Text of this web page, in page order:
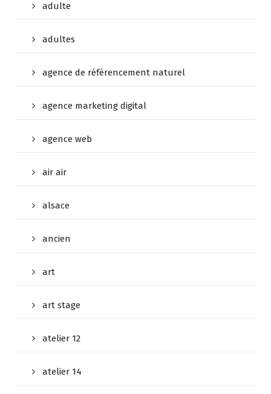
adulte
adultes
agence de référencement naturel
agence marketing digital
agence web
air air
alsace
ancien
art
art stage
atelier 12
atelier 14